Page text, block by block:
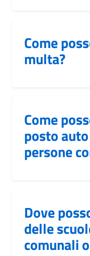
Come
multa?
Come
posto
persone
Dove
delle
comunali